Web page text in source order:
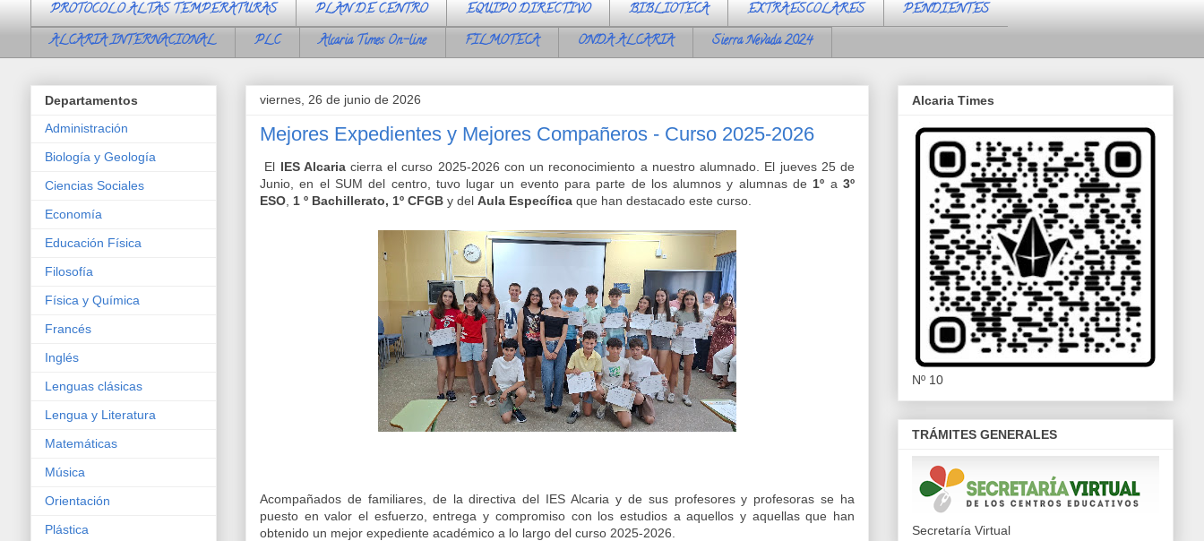
PROTOCOLO ALTAS TEMPERATURAS PLAN DE CENTRO EQUIPO DIRECTIVO BIBLIOTECA EXTRAESCOLARES
PENDIENTES
ALCARIA INTERNACIONAL
PLC Alcaria Times On-line FILMOTECA ONDA ALCARIA Sierra Nevada 2024
viernes, 26 de junio de 2026
Mejores Expedientes y Mejores Compañeros - Curso 2025-2026
El IES Alcaria cierra el curso 2025-2026 con un reconocimiento a nuestro alumnado. El jueves 25 de
Junio, en el SUM del centro, tuvo lugar un evento para parte de los alumnos y alumnas de 1º a3º
ESO 1 º Bachillerato, 1º CFGB y del Aula Específica que han destacado este curso.
Acompañados de familiares, de la directiva del IES Alcaria y de sus profesores y profesoras se ha
puesto en valor el esfuerzo, entrega y compromiso con los estudios a aquellos y aquellas que han
obtenido un mejor expediente académico a lo largo del curso 2025-2026.
Departamentos
Administración
Biología y Geología
Ciencias Sociales
Economía
Educación Física
Filosofía
Física y Química
Francés
Inglés
Lenguas clásicas
Lengua y Literatura
Matemáticas
Música
Orientación
Plástica
Alcaria Times
Nº 10
TRÁMITES GENERALES
Secretaría Virtual